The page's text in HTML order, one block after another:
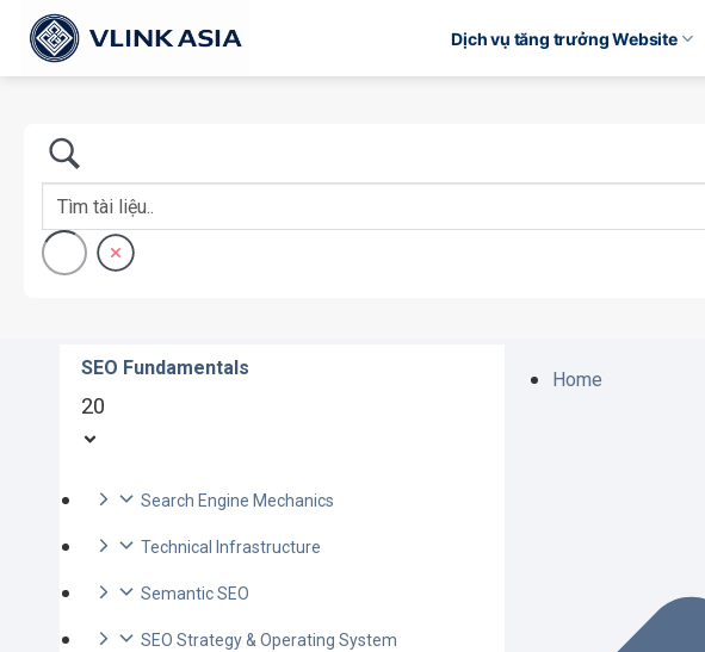
qua
nội
Dịch vụ tăng trưởng Website
SEO Fundamentals
20
Search Engine Mechanics
Technical Infrastructure
Semantic SEO
SEO Strategy & Operating System
Home